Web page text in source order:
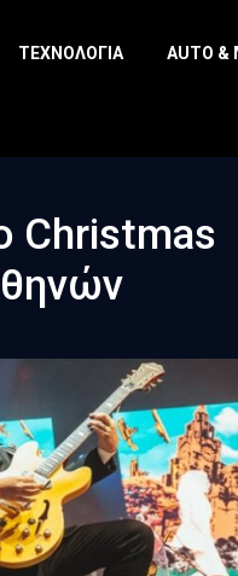
ΤΕΧΝΟΛΟΓΊΑ AUTO &
Christmas